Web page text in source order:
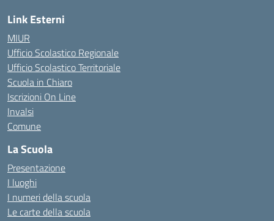
Link Esterni
MIUR
Ufficio Scolastico Regionale
Ufficio Scolastico Territoriale
Scuola in Chiaro
Iscrizioni On Line
Invalsi
Comune
La Scuola
Presentazione
I luoghi
I numeri della scuola
Le carte della scuola